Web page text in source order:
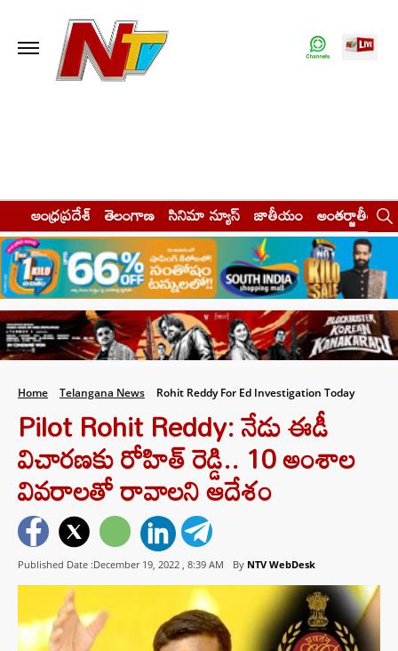
ఆంధ్రప్రదేశ్ తెలంగాణ సినిమా న్యూస్ జాతీయం అంతర్జాతీయం
Home Telangana News Rohit Reddy For Ed Investigation Today
Pilot Rohit Reddy: నేడు ఈడీ
విచారణకు రోహిత్‌ రెడ్డి.. 10 అంశాల
వివరాలతో రావాలని ఆదేశం
Published Date :December 19, 2022 , 8:39 AM By NTV WebDesk